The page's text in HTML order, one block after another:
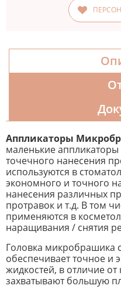
Аппликаторы
маленькие
точечного нанесения
используются в
экономного и точного
нанесения различных
протравок и т.д. В том
применяются в
наращивания / снятия
Головка микробрашика
обеспечивает точное и
жидкостей, в отличие от
захватывают большую